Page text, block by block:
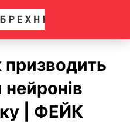
призводить
| ФЕЙК